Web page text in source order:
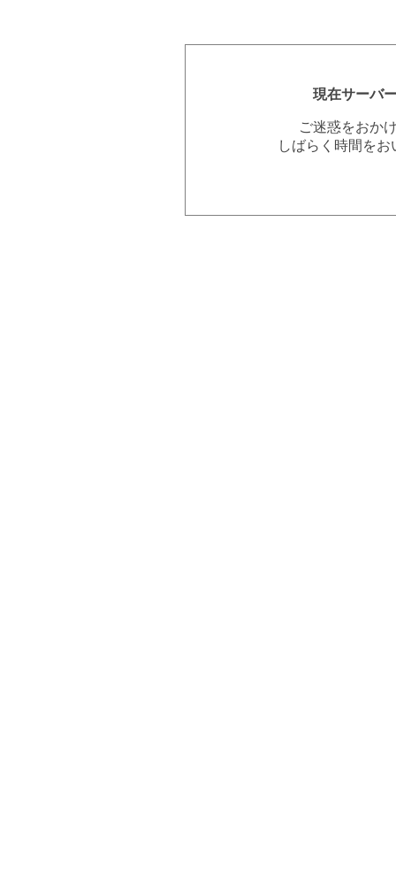
現在サーバ
ご迷惑をおか
しばらく時間を